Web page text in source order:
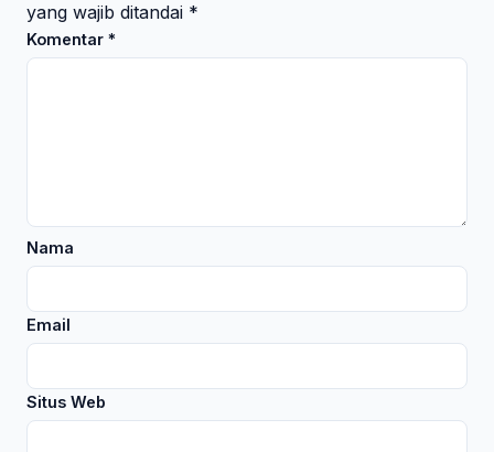
yang wajib ditandai *
Komentar *
Nama
Email
Situs Web